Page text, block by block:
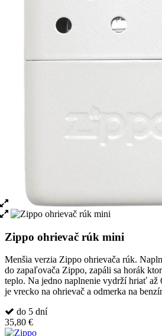
Zippo ohrievač rúk mini
Menšia verzia Zippo ohrievača rúk.
do zapaľovača Zippo, zapáli sa horák
teplo. Na jedno naplnenie vydrží hriať až
je vrecko na ohrievač a odmerka na
do 5 dní
35,80 €